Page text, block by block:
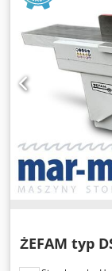
ŻEFAM typ